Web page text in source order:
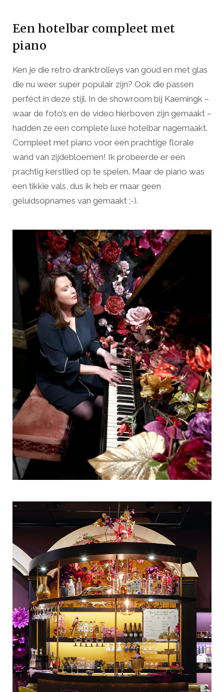
Een hotelbar compleet met
piano
Ken je die retro dranktrolleys van goud en met glas
die nu weer super populair zijn? Ook die passen
perféct in deze stijl. In de showroom bij Kaemingk –
waar de foto’s en de video hierboven zijn gemaakt –
hadden ze een complete luxe hotelbar nagemaakt.
Compleet met piano voor een prachtige florale
wand van zijdebloemen! Ik probeerde er een
prachtig kerstlied op te spelen. Maar de piano was
een tikkie vals, dus ik heb er maar geen
geluidsopnames van gemaakt ;-).